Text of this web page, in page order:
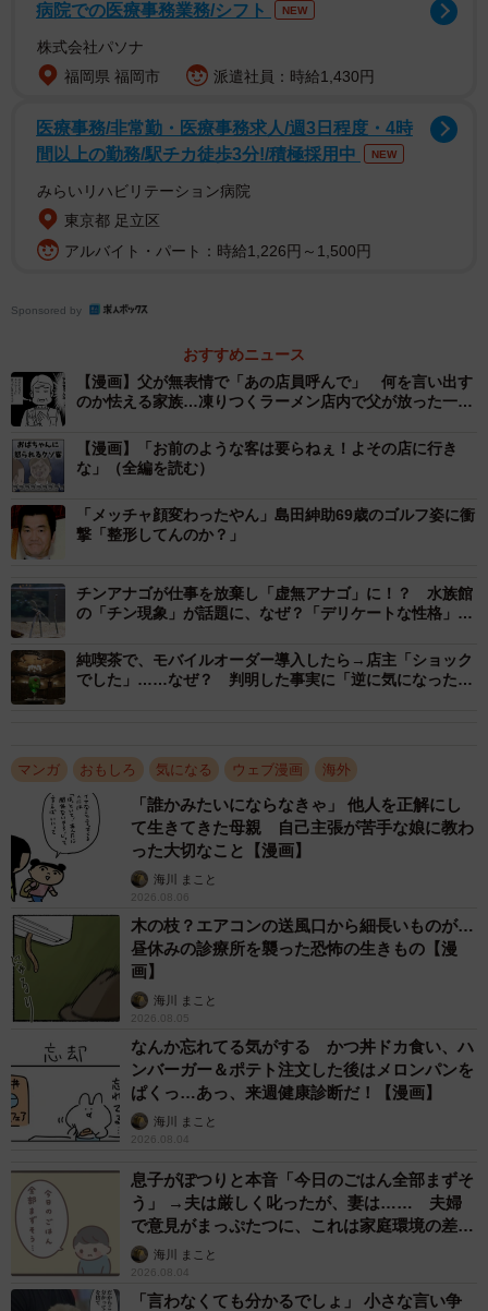
作者によると「オーストラリアでは店員さんも強い」らし
いです。実際にオーストラリアでは、多くの店先に「カス
タマーハラスメントは許さない」といった旨の張り紙が掲
2/11
いきなり割り込みされた！（サマ子さん提供）
ある日、作者はベビーカーに子どもを乗せ、スーパーへ買
い物に訪れていました。レジに並びながら「もうちょっと
だから、まってね」と、泣き出した子どもをあやしていた
そのときです。突然、後ろに並んでいた男性が、何食わぬ
顔で作者の前にスッと割り込んできたのです。
病院での医療事務業務/シフト NEW
株式会社パソナ
福岡県 福岡市
派遣社員：時給1,430円
医療事務/非常勤・医療事務求人/週3日程度・4時
間以上の勤務/駅チカ徒歩3分!/積極採用中
NEW
みらいリハビリテーション病院
東京都 足立区
アルバイト・パート：時給1,226円～1,500円
Sponsored by
おすすめニュース
【漫画】父が無表情で「あの店員呼んで」 何を言い出す
のか怯える家族…凍りつくラーメン店内で父が放った一言
【漫画】「お前のような客は要らねぇ！よその店に行き
な」（全編を読む）
「メッチャ顔変わったやん」島田紳助69歳のゴルフ姿に衝
撃「整形してんのか？」
チンアナゴが仕事を放棄し「虚無アナゴ」に！？ 水族館
の「チン現象」が話題に、なぜ？「デリケートな性格」
純喫茶で、モバイルオーダー導入したら→店主「ショック
でした」……なぜ？ 判明した事実に「逆に気になった」
マンガ おもしろ 気になる ウェブ漫画 海外
「誰かみたいにならなきゃ」 他人を正解にし
て生きてきた母親 自己主張が苦手な娘に教わ
った大切なこと【漫画】
海川 まこと
2026.08.06
木の枝？エアコンの送風口から細長いものが…
昼休みの診療所を襲った恐怖の生きもの【漫
画】
海川 まこと
2026.08.05
なんか忘れてる気がする かつ丼ドカ食い、ハ
ンバーガー＆ポテト注文した後はメロンパンを
ぱくっ…あっ、来週健康診断だ！【漫画】
海川 まこと
2026.08.04
息子がぽつりと本音「今日のごはん全部まずそ
う」 →夫は厳しく叱ったが、妻は…… 夫婦
で意見がまっぷたつに、これは家庭環境の差？
【漫画】
海川 まこと
2026.08.04
「言わなくても分かるでしょ」 小さな言い争